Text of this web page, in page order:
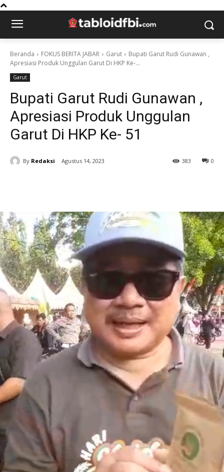
Beranda FOKUS BERITA JABAR Garut
Bupati Garut Rudi Gunawan ,
Apresiasi Produk Unggulan Garut Di HKP Ke-...
Garut
Bupati Garut Rudi Gunawan ,
Apresiasi Produk Unggulan
Garut Di HKP Ke- 51
By Redaksi Agustus 14, 2023 0
383